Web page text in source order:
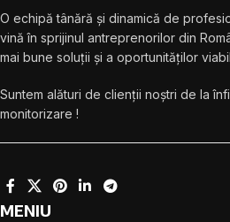
O echipă tânără și dinamică de
vină în sprijinul antreprenorilor din
mai bune soluții și a oportunităților
Suntem alături de clienții noștri de la
monitorizare !
MENIU